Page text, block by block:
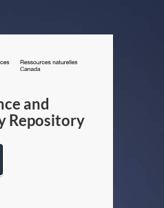
/
Canada
and
Repository